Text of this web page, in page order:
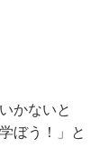
かないと
ぼう！」と